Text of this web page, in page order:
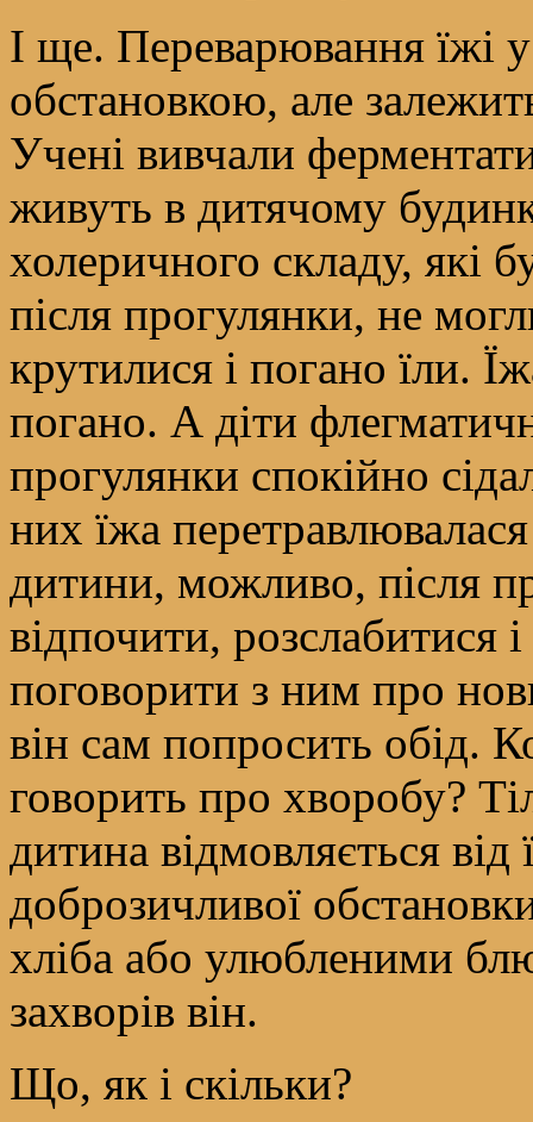
І ще. Переварювання їжі
обстановкою, але
Учені вивчали
живуть в дитячому
холеричного складу, які
після прогулянки, не
крутилися і погано їли.
погано. А діти
прогулянки спокійно
них їжа
дитини, можливо, після
відпочити, розслабитися
поговорити з ним про
він сам попросить обід.
говорить про хворобу?
дитина відмовляється від
доброзичливої
хліба або улюбленими
захворів він.
Що, як і скільки?